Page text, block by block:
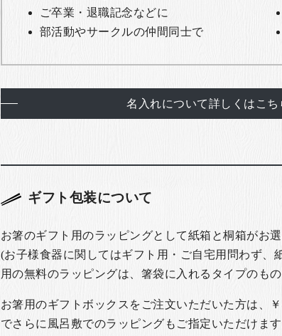
ご卒業・退職記念などに
部活動やサークルの仲間同士で
名入れについて詳しくはこち
ギフト包装について
お箸のギフト用のラッピングとして紙箱と桐箱がお
(お子様食器に関してはギフト用・ご自宅用問わず
用の無料のラッピングは、箸袋に入れるタイプのもの
お箸用のギフトボックスをご注文いただいた方は、
でさらに風呂敷でのラッピングもご指定いただけま